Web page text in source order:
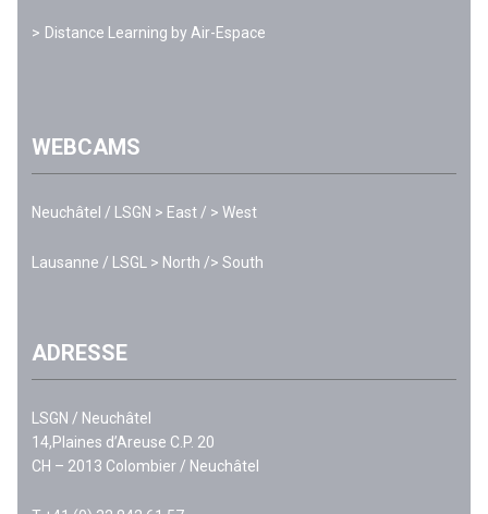
Distance Learning by Air-Espace
WEBCAMS
Neuchâtel / LSGN > East / > West
Lausanne / LSGL > North /> South
ADRESSE
LSGN / Neuchâtel
14,Plaines d’Areuse C.P. 20
CH – 2013 Colombier / Neuchâtel